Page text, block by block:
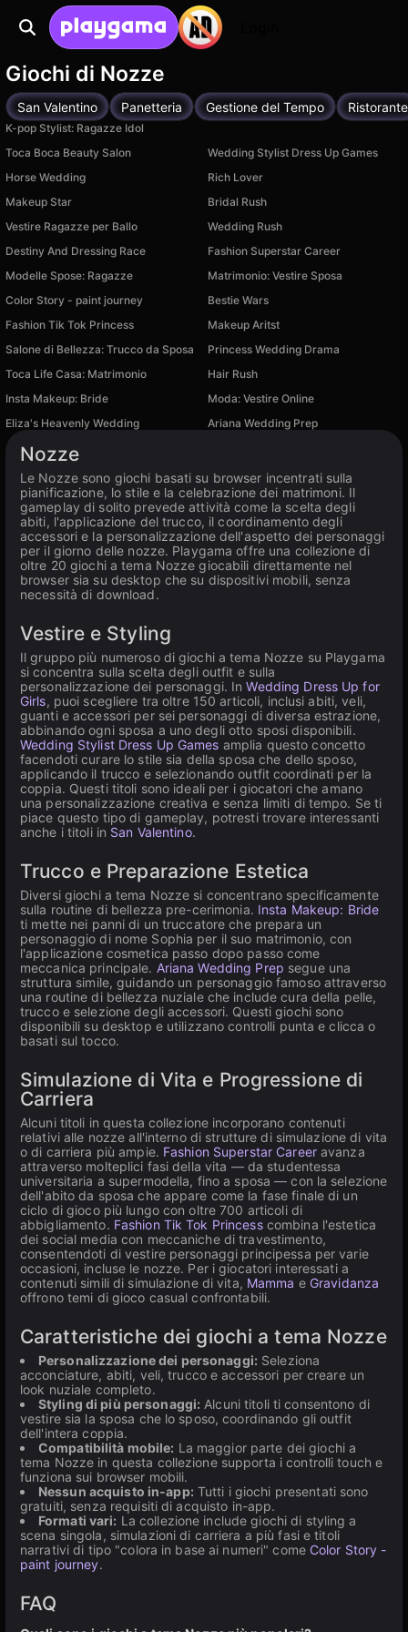
Giochi di Nozze
San Valentino Panetteria Gestione del Tempo Ristorante
K-pop Stylist: Ragazze Idol
Toca Boca Beauty Salon
Wedding Stylist Dress Up Games
Horse Wedding
Rich Lover
Makeup Star
Bridal Rush
Vestire Ragazze per Ballo
Wedding Rush
Destiny And Dressing Race
Fashion Superstar Career
Modelle Spose: Ragazze
Matrimonio: Vestire Sposa
Color Story - paint journey
Bestie Wars
Fashion Tik Tok Princess
Makeup Aritst
Salone di Bellezza: Trucco da Sposa
Princess Wedding Drama
Toca Life Casa: Matrimonio
Hair Rush
Insta Makeup: Bride
Moda: Vestire Online
Disponibile su PC, iOS
Eliza's Heavenly Wedding Ariana Wedding Prep
Nozze
Le Nozze sono giochi basati su browser incentrati sulla
pianificazione, lo stile e la celebrazione dei matrimoni. Il
gameplay di solito prevede attività come la scelta degli
abiti, l'applicazione del trucco, il coordinamento degli
accessori e la personalizzazione dell'aspetto dei personaggi
per il giorno delle nozze. Playgama offre una collezione di
oltre 20 giochi a tema Nozze giocabili direttamente nel
browser sia su desktop che su dispositivi mobili, senza
necessità di download.
Vestire e Styling
Il gruppo più numeroso di giochi a tema Nozze su Playgama
si concentra sulla scelta degli outfit e sulla
personalizzazione dei personaggi. InWedding Dress Up for
Girls, puoi scegliere tra oltre 150 articoli, inclusi abiti, veli,
guanti e accessori per sei personaggi di diversa estrazione,
abbinando ogni sposa a uno degli otto sposi disponibili.
Wedding Stylist Dress Up Games amplia questo concetto
facendoti curare lo stile sia della sposa che dello sposo,
applicando il trucco e selezionando outfit coordinati per la
coppia. Questi titoli sono ideali per i giocatori che amano
una personalizzazione creativa e senza limiti di tempo. Se ti
piace questo tipo di gameplay, potresti trovare interessanti
anche i titoli in San Valentino.
Trucco e Preparazione Estetica
Diversi giochi a tema Nozze si concentrano specificamente
sulla routine di bellezza pre-cerimonia. Insta Makeup: Bride
ti mette nei panni di un truccatore che prepara un
personaggio di nome Sophia per il suo matrimonio, con
l'applicazione cosmetica passo dopo passo come
meccanica principale. Ariana Wedding Prep segue una
struttura simile, guidando un personaggio famoso attraverso
una routine di bellezza nuziale che include cura della pelle,
trucco e selezione degli accessori. Questi giochi sono
disponibili su desktop e utilizzano controlli punta e clicca o
basati sul tocco.
Simulazione di Vita e Progressione di
Carriera
Alcuni titoli in questa collezione incorporano contenuti
relativi alle nozze all'interno di strutture di simulazione di vita
o di carriera più ampie. Fashion Superstar Careeravanza
attraverso molteplici fasi della vita — da studentessa
universitaria a supermodella, fino a sposa — con la selezione
dell'abito da sposa che appare come la fase finale di un
ciclo di gioco più lungo con oltre 700 articoli di
abbigliamento. Fashion Tik Tok Princesscombina l'estetica
dei social media con meccaniche di travestimento,
consentendoti di vestire personaggi principessa per varie
occasioni, incluse le nozze. Per i giocatori interessati a
contenuti simili di simulazione di vita, Mamma e Gravidanza
offrono temi di gioco casual confrontabili.
Caratteristiche dei giochi a tema Nozze
Personalizzazione dei personaggi: Seleziona
acconciature, abiti, veli, trucco e accessori per creare un
look nuziale completo.
Styling di più personaggi: Alcuni titoli ti consentono di
vestire sia la sposa che lo sposo, coordinando gli outfit
dell'intera coppia.
Compatibilità mobile: La maggior parte dei giochi a
tema Nozze in questa collezione supporta i controlli touch e
funziona sui browser mobili.
Nessun acquisto in-app: Tutti i giochi presentati sono
gratuiti, senza requisiti di acquisto in-app.
Formati vari: La collezione include giochi di styling a
scena singola, simulazioni di carriera a più fasi e titoli
narrativi di tipo "colora in base ai numeri" come Color Story -
paint journey.
FAQ